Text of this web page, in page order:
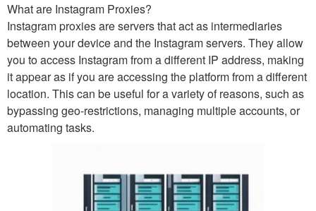
What are Instagram Proxies?
Instagram proxies are servers that act as intermediaries
between your device and the Instagram servers. They allow
you to access Instagram from a different IP address, making
it appear as if you are accessing the platform from a different
location. This can be useful for a variety of reasons, such as
bypassing geo-restrictions, managing multiple accounts, or
automating tasks.